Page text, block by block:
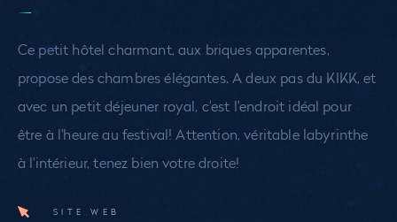
Ce petit hôtel charmant, aux briques apparentes,
propose des chambres élégantes. A deux pas du KIKK, et
avec un petit déjeuner royal, c'est l'endroit idéal pour
être à l'heure au festival! Attention, véritable labyrinthe
à l'intérieur, tenez bien votre droite!
SITE WEB